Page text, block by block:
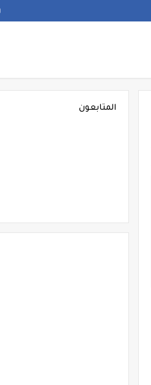
المتابعون